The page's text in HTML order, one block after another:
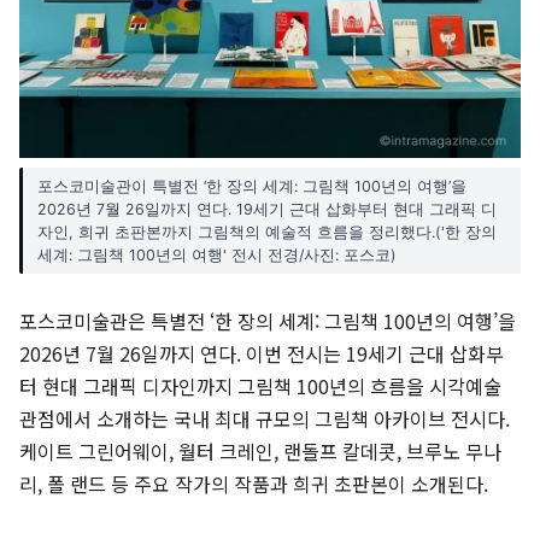
포스코미술관이 특별전 ‘한 장의 세계: 그림책 100년의 여행’을
2026년 7월 26일까지 연다. 19세기 근대 삽화부터 현대 그래픽 디
자인, 희귀 초판본까지 그림책의 예술적 흐름을 정리했다.('한 장의
세계: 그림책 100년의 여행' 전시 전경/사진: 포스코)
포스코미술관은 특별전 ‘한 장의 세계: 그림책 100년의 여행’을
2026년 7월 26일까지 연다. 이번 전시는 19세기 근대 삽화부
터 현대 그래픽 디자인까지 그림책 100년의 흐름을 시각예술
관점에서 소개하는 국내 최대 규모의 그림책 아카이브 전시다.
케이트 그린어웨이, 월터 크레인, 랜돌프 칼데콧, 브루노 무나
리, 폴 랜드 등 주요 작가의 작품과 희귀 초판본이 소개된다.